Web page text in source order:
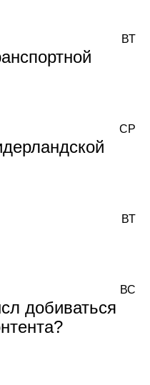
ВТ
СР
ВТ
добиваться
ВС